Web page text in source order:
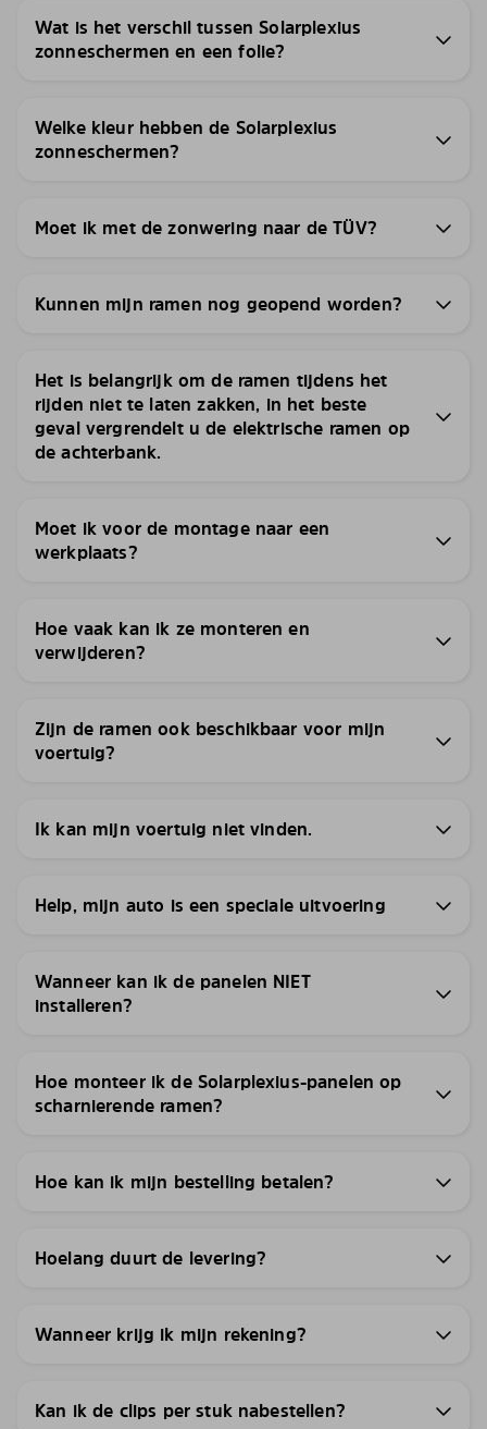
Wat is het verschil tussen Solarplexius
zonneschermen en een folie?
Welke kleur hebben de Solarplexius
zonneschermen?
Moet ik met de zonwering naar de TÜV?
Kunnen mijn ramen nog geopend worden?
Het is belangrijk om de ramen tijdens het
rijden niet te laten zakken, in het beste
geval vergrendelt u de elektrische ramen op
de achterbank.
Moet ik voor de montage naar een
werkplaats?
Hoe vaak kan ik ze monteren en
verwijderen?
Zijn de ramen ook beschikbaar voor mijn
voertuig?
Ik kan mijn voertuig niet vinden.
Help, mijn auto is een speciale uitvoering
Wanneer kan ik de panelen NIET
installeren?
Hoe monteer ik de Solarplexius-panelen op
scharnierende ramen?
Hoe kan ik mijn bestelling betalen?
Hoelang duurt de levering?
Wanneer krijg ik mijn rekening?
Kan ik de clips per stuk nabestellen?